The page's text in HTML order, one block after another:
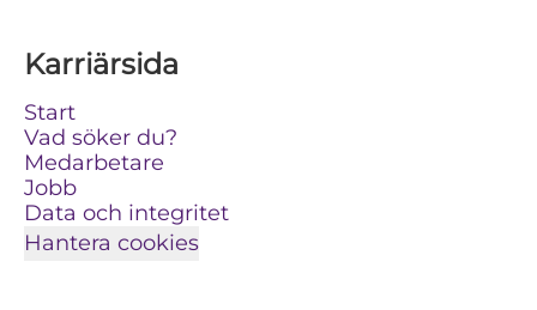
Karriärsida
Start
Vad söker du?
Medarbetare
Jobb
Data och integritet
Hantera cookies